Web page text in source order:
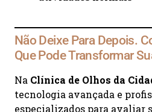
Não Deixe Para Depois.
Que Pode Transformar
Na Clínica de Olhos da
tecnologia avançada e
especializados para avaliar